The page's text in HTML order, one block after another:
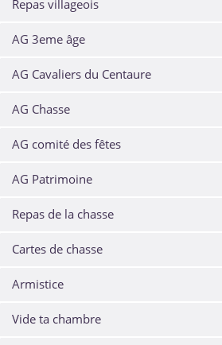
Repas villageois
AG 3eme âge
AG Cavaliers du Centaure
AG Chasse
AG comité des fêtes
AG Patrimoine
Repas de la chasse
Cartes de chasse
Armistice
Vide ta chambre